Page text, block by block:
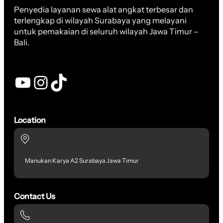
Penyedia layanan sewa alat angkat terbesar dan
terlengkap di wilayah Surabaya yang melayani
untuk pemakaian di seluruh wilayah Jawa Timur –
Bali.
YouTube InstagramTikTok
Location
Manukan Karya A2 Surabaya Jawa Timur
Contact Us